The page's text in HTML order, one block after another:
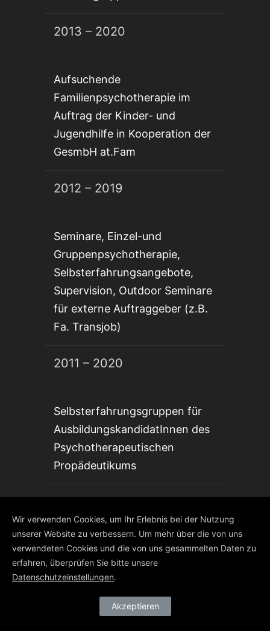
2013 – 2020
Aufsuchende
Familienpsychotherapie im
Auftrag der Kinder- und
Jugendhilfe in Kooperation der
GesmbH at.Fam
2012 – 2019
Seminare, Einzel-und
Gruppenpsychotherapie,
Selbsterfahrungsangebote,
Supervision, Outdoor Seminare
für externe Auftraggeber (z.B.
Fa. Transjob)
2011 – 2020
Selbsterfahrungsgruppen für
AusbildungskandidatInnen des
Psychotherapeutischen
Propädeutikums
2008 – 2011
Personalentwicklerin der Fa.
Transjob: Personalauswahl,
Einzelcoaching, Koordinieren
und abhalten von Seminaren,
Wir verwenden Cookies, um Ihr Erlebnis bei der Nutzung
unserer Website zu verbessern. Um mehr über die von uns
verwendeten Cookies und die von uns gesammelten Daten zu
erfahren, überprüfen Sie bitte unsere
Datenschutzeinstellungen.
Akzeptieren